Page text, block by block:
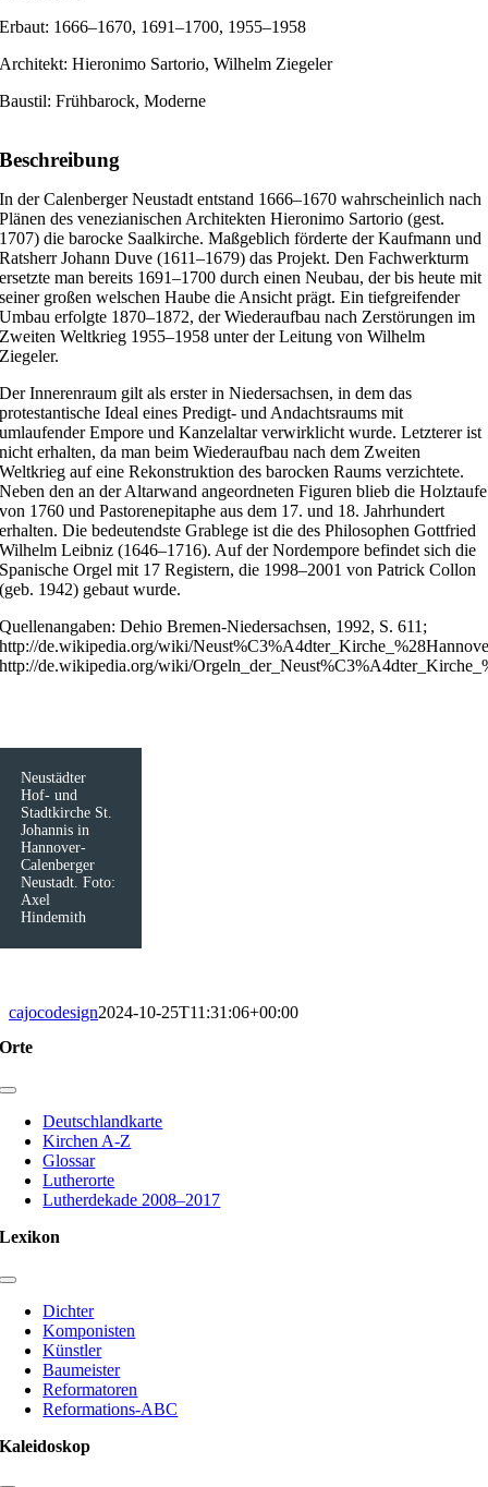
Erbaut: 1666–1670, 1691–1700, 1955–1958
Architekt: Hieronimo Sartorio, Wilhelm Ziegeler
Baustil: Frühbarock, Moderne
Beschreibung
In der Calenberger Neustadt entstand 1666–1670 wahrscheinlich nach
Plänen des venezianischen Architekten Hieronimo Sartorio (gest.
1707) die barocke Saalkirche. Maßgeblich förderte der Kaufmann und
Ratsherr Johann Duve (1611–1679) das Projekt. Den Fachwerkturm
ersetzte man bereits 1691–1700 durch einen Neubau, der bis heute mit
seiner großen welschen Haube die Ansicht prägt. Ein tiefgreifender
Umbau erfolgte 1870–1872, der Wiederaufbau nach Zerstörungen im
Zweiten Weltkrieg 1955–1958 unter der Leitung von Wilhelm
Ziegeler.
Der Innerenraum gilt als erster in Niedersachsen, in dem das
protestantische Ideal eines Predigt- und Andachtsraums mit
umlaufender Empore und Kanzelaltar verwirklicht wurde. Letzterer ist
nicht erhalten, da man beim Wiederaufbau nach dem Zweiten
Weltkrieg auf eine Rekonstruktion des barocken Raums verzichtete.
Neben den an der Altarwand angeordneten Figuren blieb die Holztaufe
von 1760 und Pastorenepitaphe aus dem 17. und 18. Jahrhundert
erhalten. Die bedeutendste Grablege ist die des Philosophen Gottfried
Wilhelm Leibniz (1646–1716). Auf der Nordempore befindet sich die
Spanische Orgel mit 17 Registern, die 1998–2001 von Patrick Collon
(geb. 1942) gebaut wurde.
Quellenangaben: Dehio Bremen-Niedersachsen, 1992, S. 611;
http://de.wikipedia.org/wiki/
http://de.wikipedia.org/wiki/
Neustädter
Hof- und
Stadtkirche St.
Johannis in
Hannover-
Calenberger
Neustadt. Foto:
Axel
Hindemith
cajocodesign2024-10-25T11:31:06+00:00
Orte
Toggle
NavigationDeutschlandkarte
Kirchen A-Z
Glossar
Lutherorte
Lutherdekade 2008–2017
Lexikon
Toggle
Navigation
Dichter
Komponisten
Künstler
Baumeister
Reformatoren
Reformations-ABC
Kaleidoskop